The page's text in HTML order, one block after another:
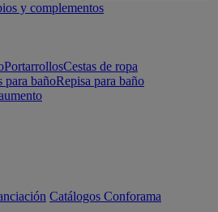
y complementos
PortarrollosCestas de ropa
para bañoRepisa para baño
Catálogos Conforama